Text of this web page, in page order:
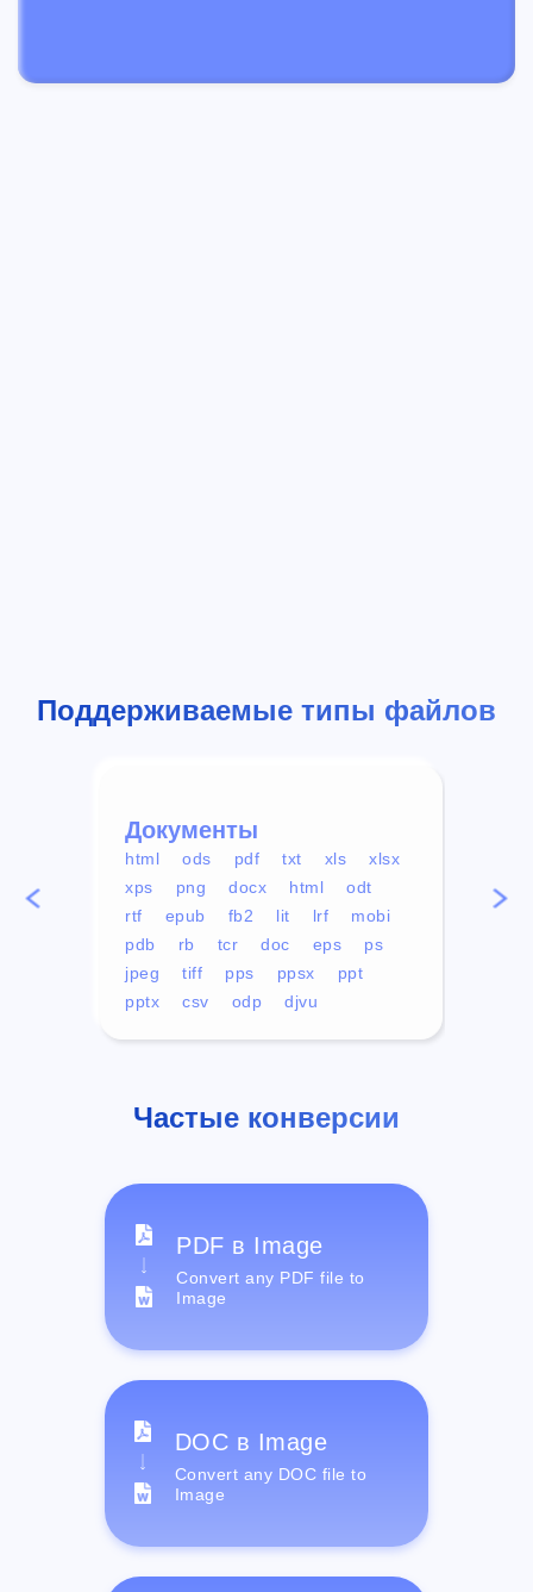
Поддерживаемые типы файлов
Документы
html ods pdf txt xls
xlsx
xps
png docx html
odt
rtf
epub fb2 lit lrf
mobi
pdb
rb tcr doc eps
ps
jpeg
tiff pps ppsx
ppt
pptx
csv odp djvu
mp4
Частые конверсии
PDF в Image
Convert any PDF file to
Image
DOC в Image
Convert any DOC file to
Image